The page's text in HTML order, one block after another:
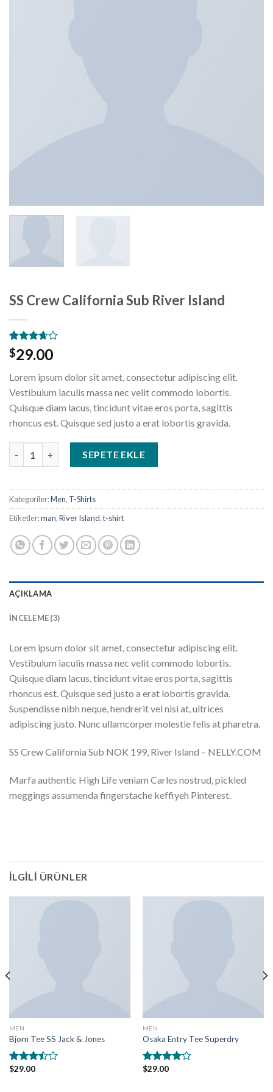
SS Crew California Sub River Island
3
müşteri
puanına
5
üzerinden
3.67
puan
aldı
$29.00
Lorem ipsum dolor sit amet, consectetur adipiscing elit.
Vestibulum iaculis massa nec velit commodo lobortis.
Quisque diam lacus, tincidunt vitae eros porta, sagittis
rhoncus est. Quisque sed justo a erat lobortis gravida.
SEPETE EKLE
Kategoriler:Men, T-Shirts
Etiketler:man,River Island,t-shirt
AÇIKLAMA
İNCELEME (3)
Lorem ipsum dolor sit amet, consectetur adipiscing elit.
Vestibulum iaculis massa nec velit commodo lobortis.
Quisque diam lacus, tincidunt vitae eros porta, sagittis
rhoncus est. Quisque sed justo a erat lobortis gravida.
Suspendisse nibh neque, hendrerit vel nisi at, ultrices
adipiscing justo. Nunc ullamcorper molestie felis at pharetra.
SS Crew California Sub NOK 199, River Island – NELLY.COM
Marfa authentic High Life veniam Carles nostrud, pickled
meggings assumenda fingerstache keffiyeh Pinterest.
İLGILI ÜRÜNLER
MEN
Bjorn Tee SS Jack & Jones
5
$29.00
MEN
Osaka Entry Tee Superdry
5
$29.00